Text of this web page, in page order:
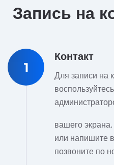
Запись на
1
Контакт
Для записи на
вашего экрана.
или напишите
позвоните по